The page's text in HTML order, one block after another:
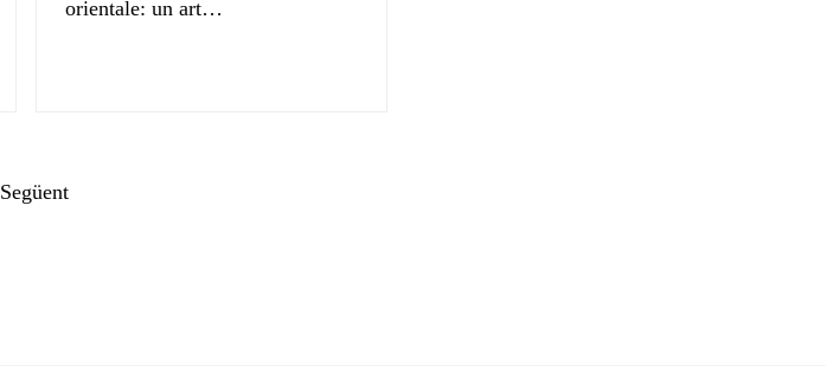
orientale: un art…
Següent